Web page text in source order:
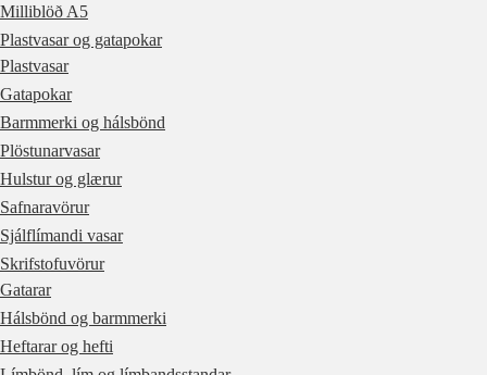
Milliblöð A5
Plastvasar og gatapokar
Plastvasar
Gatapokar
Barmmerki og hálsbönd
Plöstunarvasar
Hulstur og glærur
Safnaravörur
Sjálflímandi vasar
Skrifstofuvörur
Gatarar
Hálsbönd og barmmerki
Heftarar og hefti